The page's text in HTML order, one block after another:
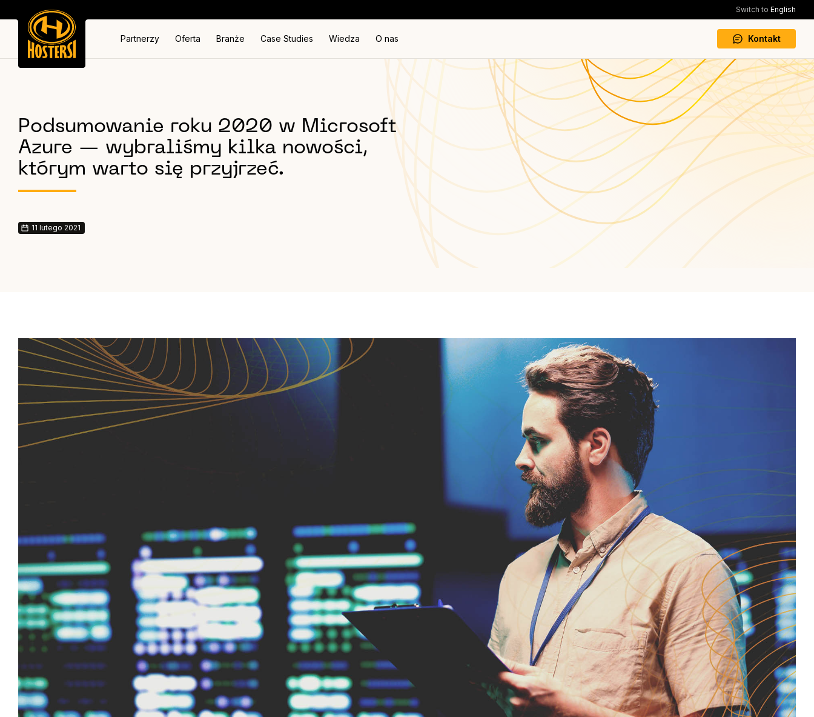
Switch to English
Partnerzy Oferta Branże Case Studies Wiedza O nas Kontakt
Podsumowanie roku 2020 w Microsoft
Azure — wybraliśmy kilka nowości,
którym warto się przyjrzeć.
11 lutego 2021